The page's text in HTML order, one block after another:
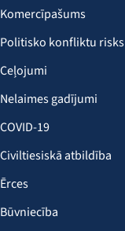
Komercīpašums
Politisko konfliktu risks
Ceļojumi
Nelaimes gadījumi
COVID-19
Civiltiesiskā atbildība
Ērces
Būvniecība